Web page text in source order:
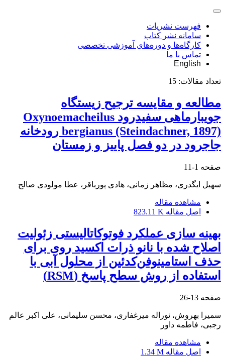
فهرست نشریات
سامانه نشر کتاب
کارگاه‌ها و دوره‌های آموزشی تخصصی
تماس با ما
English
تعداد مقالات: 15
مطالعه و مقایسه ترجیح زیستگاه
جویبارماهی سفیدرود Oxynoemacheilus
bergianus (Steindachner, 1897) رودخانه
جاجرود در دو فصل پاییز و زمستان
صفحه 1-11
سهیل ایگدری، مظاهر زمانی، هادی پورباقر، عطا مولودی صالح
مشاهده مقاله
اصل مقاله 823.11 K
بهینه سازی عملکرد فوتوکاتالیستی زئولیت
اصلاح شده با نانو ذرات اکسید روی برای
حذف استامینوفن‌کدئین از محلول آبی با
استفاده از روش سطح پاسخ (RSM)
صفحه 13-26
سمیرا بهروش، نوراله میرغفاری، محسن سلیمانی، علی اکبر عالم
رجبی، فاطمه داور
مشاهده مقاله
اصل مقاله 1.34 M